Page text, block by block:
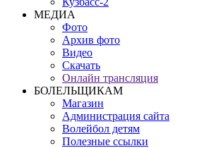
МЕДИА
Фото
Архив фото
Видео
Скачать
Онлайн трансляция
БОЛЕЛЬЩИКАМ
Магазин
Администрация сайта
Волейбол детям
Полезные ссылки